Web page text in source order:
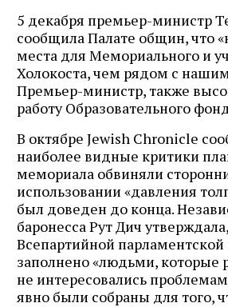
5 декабря премьер-министр
сообщила Палате общин, что
места для Мемориального и
Холокоста, чем рядом с
Премьер-министр, также
работу Образовательного
В октябре Jewish Chronicle
наиболее видные критики
мемориала обвиняли
использовании «давления
был доведен до конца.
баронесса Рут Дич
Всепартийной
заполнено «людьми, которые
не интересовались
явно были собраны для того,